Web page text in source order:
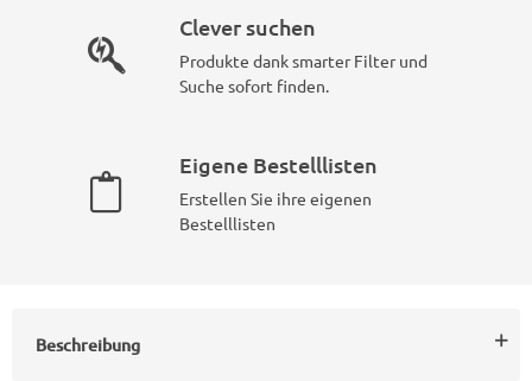
Clever suchen
Produkte dank smarter Filter und
Suche sofort finden.
Eigene Bestelllisten
Erstellen Sie ihre eigenen
Bestelllisten
Beschreibung